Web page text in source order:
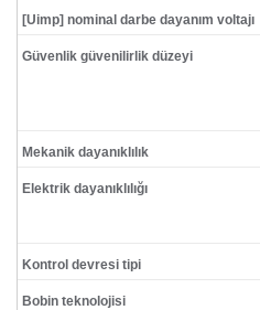
[Uimp] nominal darbe dayanım voltajı
Güvenlik güvenilirlik düzeyi
Mekanik dayanıklılık
Elektrik dayanıklılığı
Kontrol devresi tipi
Bobin teknolojisi